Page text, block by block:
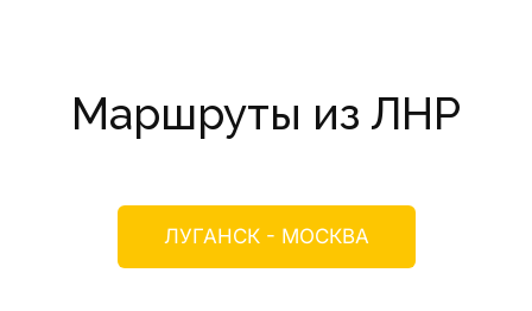
Маршруты из ЛНР
ЛУГАНСК - МОСКВА